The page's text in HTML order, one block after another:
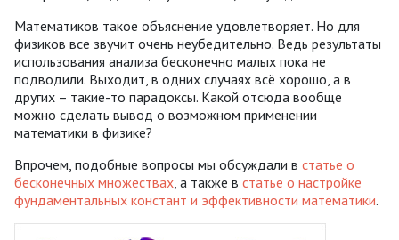
Математиков такое объяснение удовлетворяет. Но для
физиков все звучит очень неубедительно. Ведь результаты
использования анализа бесконечно малых пока не
подводили. Выходит, в одних случаях всё хорошо, а в
других – такие-то парадоксы. Какой отсюда вообще
можно сделать вывод о возможном применении
математики в физике?
Впрочем, подобные вопросы мы обсуждали в статье о
бесконечных множествах , а также в статье о настройке
фундаментальных констант и эффективности математики.